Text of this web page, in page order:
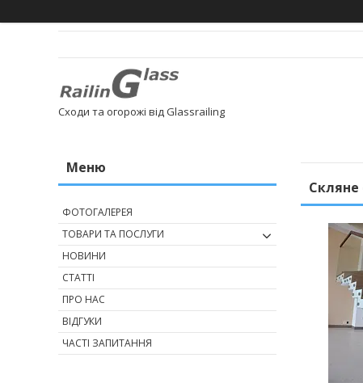
Сходи та огорожі від Glassrailing
Скляне
ФОТОГАЛЕРЕЯ
ТОВАРИ ТА ПОСЛУГИ
НОВИНИ
СТАТТІ
ПРО НАС
ВІДГУКИ
ЧАСТІ ЗАПИТАННЯ